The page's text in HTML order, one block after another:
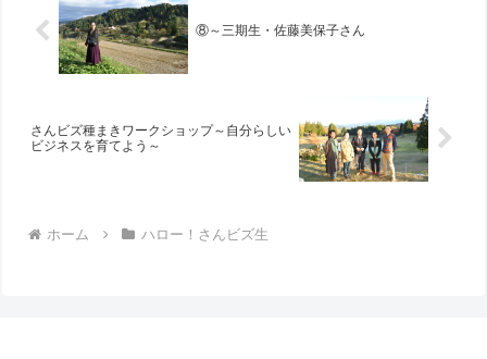
⑧～三期生・佐藤美保子さん
さんビズ種まきワークショップ～自分らしい
ビジネスを育てよう～
ホーム ハロー！さんビズ生